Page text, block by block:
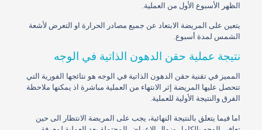
الظهر الأسبوع الأول من العملية.
يتعين على المريضة الابتعاد عن جميع مصادر الحرارة او التعرض لأشعة
الشمس لمدة أسبوع.
نتيجة عملية حقن الدهون الذاتية في الوجه
المميز في تقنية حقن الدهون الذاتية في الوجه هو نتائجها الفورية التي
تتحصل عليها المريضة إثر الانتهاء من العملية مباشرة اذ يمكنها ملاحظة
الفرق والنتيجة الأولية للعملية.
اما فيما يتعلق بالنتيجة النهائية، يجب على المريضة الانتظار الى حين